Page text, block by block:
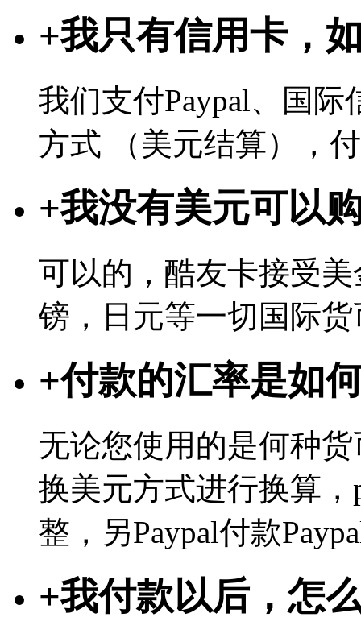
+我只有信用卡，
我们支付Paypal、国
方式 （美元结算），
+我没有美元可以
可以的，酷友卡接受
镑，日元等一切国际
+付款的汇率是如
无论您使用的是何种
换美元方式进行换算
整，另Paypal付款
+我付款以后，怎